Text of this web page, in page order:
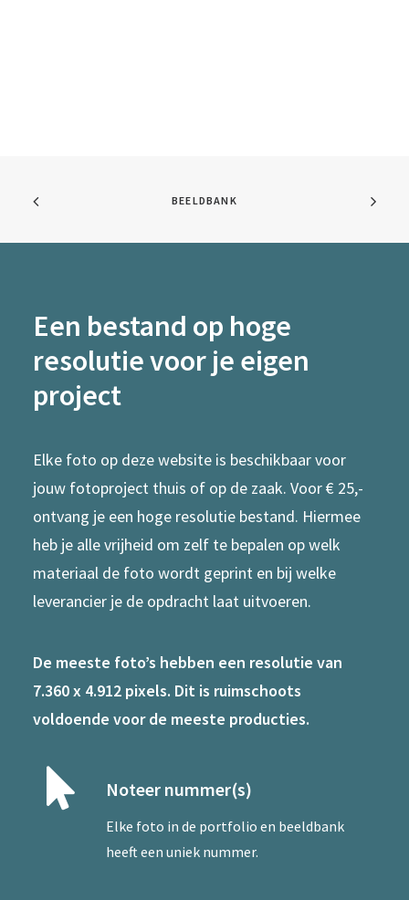
BEELDBANK
Een bestand op hoge
resolutie voor je eigen
project
Elke foto op deze website is beschikbaar voor
jouw fotoproject thuis of op de zaak. Voor € 25,-
ontvang je een hoge resolutie bestand. Hiermee
heb je alle vrijheid om zelf te bepalen op welk
materiaal de foto wordt geprint en bij welke
leverancier je de opdracht laat uitvoeren.
De meeste foto’s hebben een resolutie van
7.360 x 4.912 pixels. Dit is ruimschoots
voldoende voor de meeste producties.
Noteer nummer(s)
Elke foto in de portfolio en beeldbank
heeft een uniek nummer.